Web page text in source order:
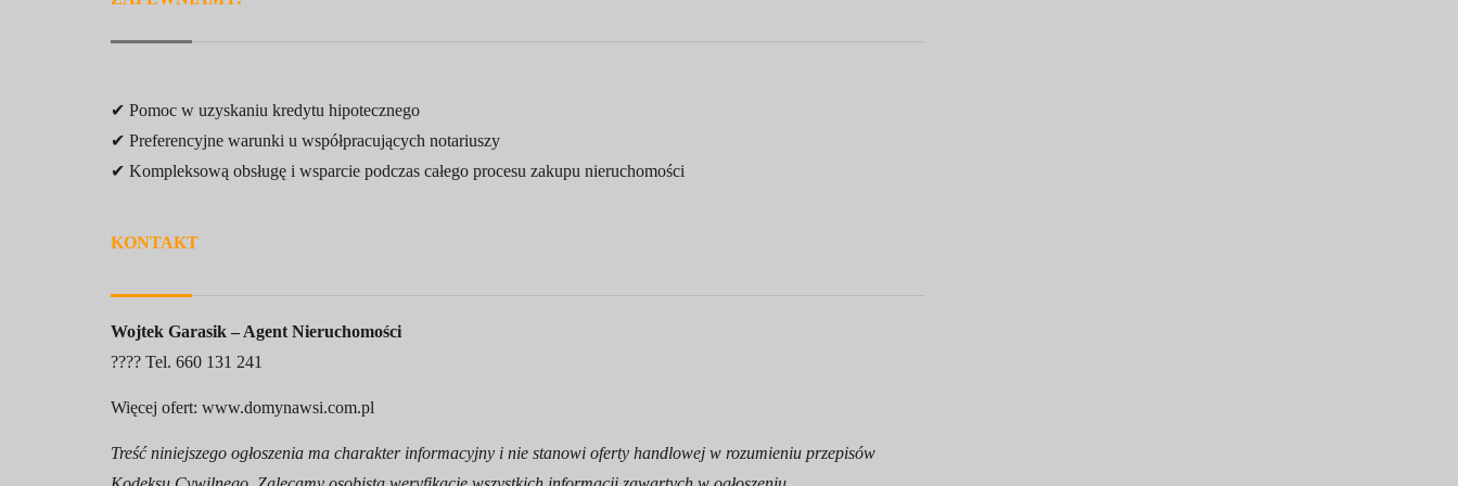
✔ Pomoc w uzyskaniu kredytu hipotecznego
✔ Preferencyjne warunki u współpracujących notariuszy
✔ Kompleksową obsługę i wsparcie podczas całego procesu zakupu nieruchomości
KONTAKT
Wojtek Garasik – Agent Nieruchomości
???? Tel. 660 131 241
Więcej ofert: www.domynawsi.com.pl
Treść niniejszego ogłoszenia ma charakter informacyjny i nie stanowi oferty handlowej w rozumieniu przepisów